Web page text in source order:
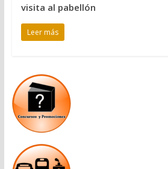
visita al pabellón
Leer más